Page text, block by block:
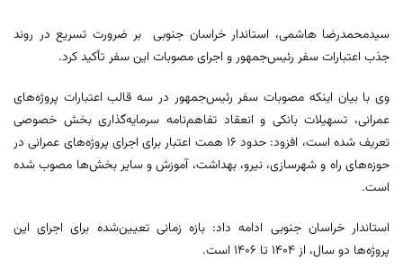
سیدمحمدرضا هاشمی، استاندار خراسان جنوبی بر ضرورت تسریع در روند
جذب اعتبارات سفر رئیس‌جمهور و اجرای مصوبات این سفر تأکید کرد.
وی با بیان اینکه مصوبات سفر رئیس‌جمهور در سه قالب اعتبارات پروژه‌های
عمرانی، تسهیلات بانکی و انعقاد تفاهم‌نامه سرمایه‌گذاری بخش خصوصی
تعریف شده است، افزود: حدود 16 همت اعتبار برای اجرای پروژه‌های عمرانی در
حوزه‌های راه و شهرسازی، نیرو، بهداشت، آموزش و سایر بخش‌ها مصوب شده
است.
استاندار خراسان جنوبی ادامه داد: بازه زمانی تعیین‌شده برای اجرای این
پروژه‌ها دو سال، از 1404 تا 1406 است.